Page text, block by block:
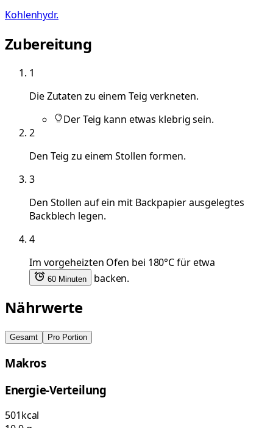
Kohlenhydr.
Zubereitung
1
Die Zutaten zu einem Teig verkneten.
Der Teig kann etwas klebrig sein.
2
Den Teig zu einem Stollen formen.
3
Den Stollen auf ein mit Backpapier ausgelegtes
Backblech legen.
4
Im vorgeheizten Ofen bei 180°C für etwa
60 Minuten backen.
Nährwerte
Gesamt Pro Portion
Makros
Energie-Verteilung
501kcal